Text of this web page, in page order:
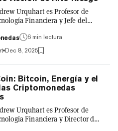
Urquhart es Profesor de
Financiera y Jefe del
(BBS). Esta es la décima
Professor Coin, en la
perspectivas de la
publicada sobre
los lectores de Decrypt. En
cómo ha evolucionado la
con las acciones.
Bitcoin se comercializaba
definit...
6 min lectura
Dec 8, 2025
Bitcoin, Energía y el
Criptomonedas
Urquhart es Profesor de
Financiera y Director del